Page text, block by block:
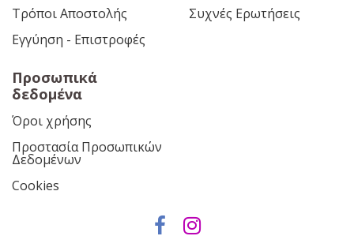
Τρόποι Αποστολής
Εγγύηση - Επιστροφές
Συχνές Ερωτήσεις
Προσωπικά
δεδομένα
Όροι χρήσης
Προστασία Προσωπικών
Δεδομένων
Cookies